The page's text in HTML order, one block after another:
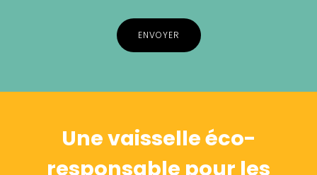
Une vaisselle éco-
responsable pour les